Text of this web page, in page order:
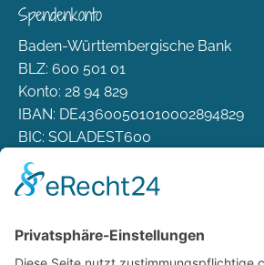
Spendenkonto
Baden-Württembergische Bank
BLZ: 600 501 01
Konto: 28 94 829
IBAN: DE43600501010002894829
BIC: SOLADEST600
Rechtliches
Versand & Lieferung